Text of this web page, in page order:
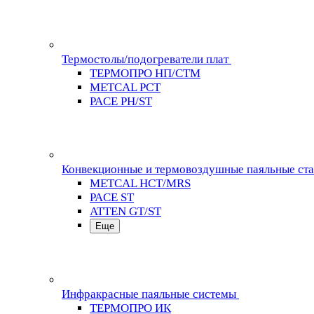
Термостолы/подогреватели плат
ТЕРМОПРО НП/СТМ
METCAL PCT
PACE PH/ST
Конвекционные и термовоздушные паяльные
METCAL HCT/MRS
PACE ST
ATTEN GT/ST
Еще
Инфракрасные паяльные системы
ТЕРМОПРО ИК